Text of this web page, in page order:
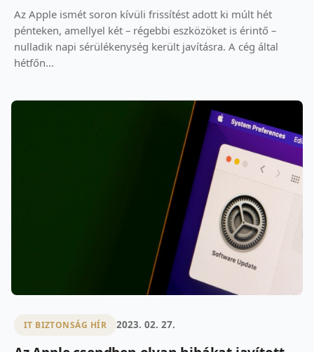
Az Apple ismét soron kívüli frissítést adott ki múlt hét
pénteken, amellyel két – régebbi eszközöket is érintő –
nulladik napi sérülékenység került javításra. A cég által
hétfőn...
IT BIZTONSÁG HÍR 2023. 02. 27.